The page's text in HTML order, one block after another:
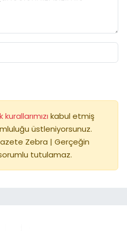
kabul etmiş
üstleniyorsunuz.
Zebra | Gerçeğin
tutulamaz.